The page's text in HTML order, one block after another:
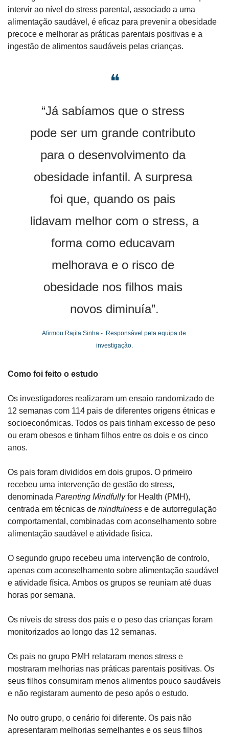
intervir ao nível do stress parental, associado a uma
alimentação saudável, é eficaz para prevenir a obesidade
precoce e melhorar as práticas parentais positivas e a
ingestão de alimentos saudáveis pelas crianças.
❝
“Já sabíamos que o stress
pode ser um grande contributo
para o desenvolvimento da
obesidade infantil. A surpresa
foi que, quando os pais
lidavam melhor com o stress, a
forma como educavam
melhorava e o risco de
obesidade nos filhos mais
novos diminuía”.
Afirmou Rajita Sinha -  Responsável pela equipa de
investigação.
Como foi feito o estudo
Os investigadores realizaram um ensaio randomizado de
12 semanas com 114 pais de diferentes origens étnicas e
socioeconómicas. Todos os pais tinham excesso de peso
ou eram obesos e tinham filhos entre os dois e os cinco
anos.
Os pais foram divididos em dois grupos. O primeiro
recebeu uma intervenção de gestão do stress,
denominada Parenting Mindfully for Health (PMH),
centrada em técnicas de mindfulness e de autorregulação
comportamental, combinadas com aconselhamento sobre
alimentação saudável e atividade física.
O segundo grupo recebeu uma intervenção de controlo,
apenas com aconselhamento sobre alimentação saudável
e atividade física. Ambos os grupos se reuniam até duas
horas por semana.
Os níveis de stress dos pais e o peso das crianças foram
monitorizados ao longo das 12 semanas.
Os pais no grupo PMH relataram menos stress e
mostraram melhorias nas práticas parentais positivas. Os
seus filhos consumiram menos alimentos pouco saudáveis
e não registaram aumento de peso após o estudo.
No outro grupo, o cenário foi diferente. Os pais não
apresentaram melhorias semelhantes e os seus filhos